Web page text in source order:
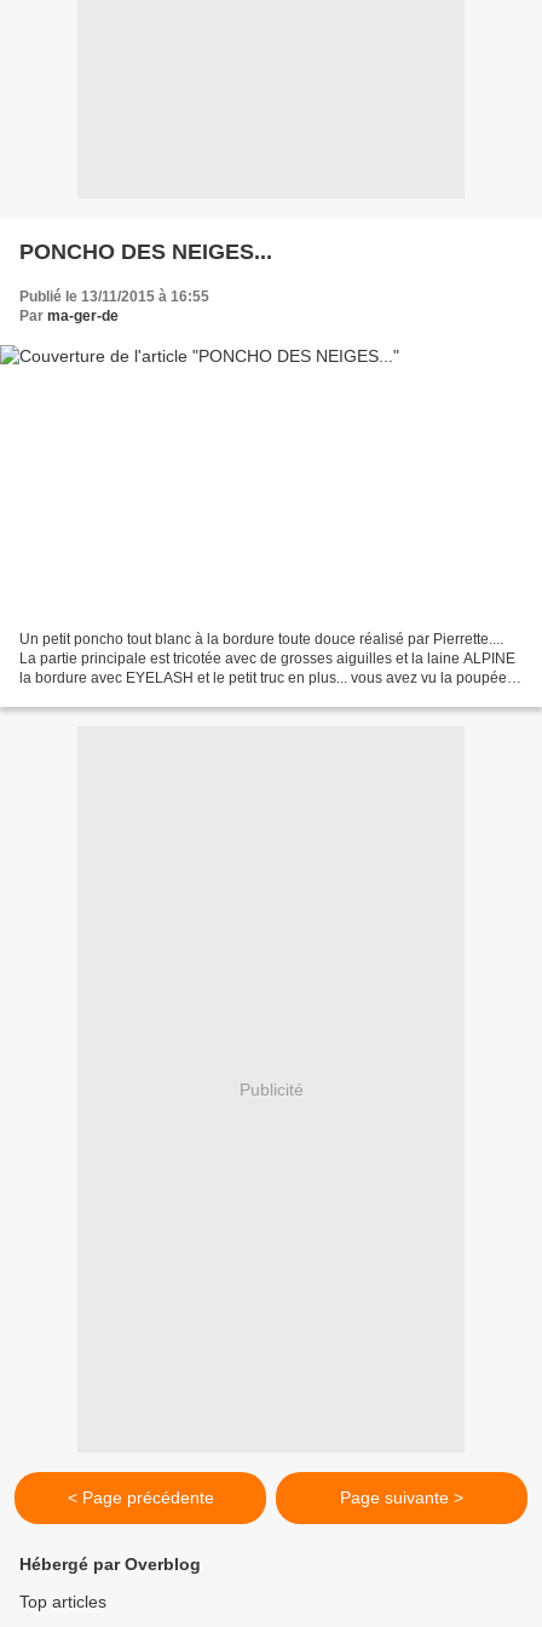
PONCHO DES NEIGES...
Publié le 13/11/2015 à 16:55
Par ma-ger-de
Un petit poncho tout blanc à la bordure toute douce réalisé par Pierrette....
La partie principale est tricotée avec de grosses aiguilles et la laine ALPINE
la bordure avec EYELASH et le petit truc en plus... vous avez vu la poupée?
Publicité
< Page précédente Page suivante >
Hébergé par Overblog
Top articles